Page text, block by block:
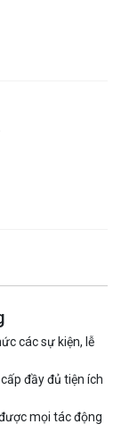
các sự kiện, lễ
đầy đủ tiện ích
mọi tác động